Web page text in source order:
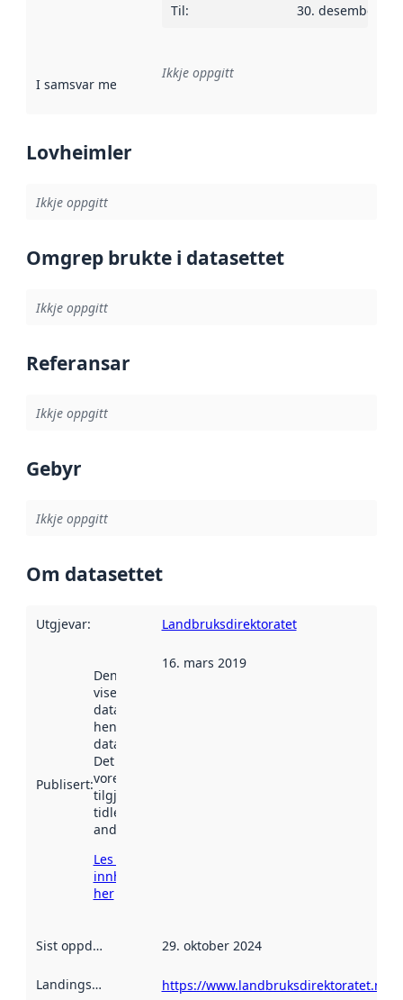
Til: 30. desember
I samsvar med Referanse til ei implementeringsregel eller
Ikkje oppgitt
Lovheimler
Ikkje oppgitt
Omgrep brukte i datasettet
Ikkje oppgitt
Referansar
Ikkje oppgitt
Gebyr
Ikkje oppgitt
Om datasettet
Utgjevar: Landbruksdirektoratet
Publisert:
Denne datoen
viser når
datasettet vart
henta inn av
data.norge.no.
Det kan ha
vore
tilgjengeleg
tidlegare
andre stader.
Les meir om
innhenting
her
16. mars 2019
Sist oppdatert 29. oktober 2024
Landingsside https://www.landbruksdirektoratet.no/